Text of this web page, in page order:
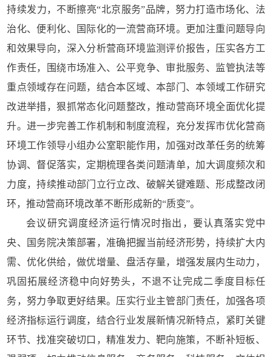
持续发力，不断擦亮“北京服务”品牌，努力打造市场化、法
治化、便利化、国际化的一流营商环境。更加注重问题导向
和效果导向，深入分析营商环境监测评价报告，压实各方工
作责任，围绕市场准入、公平竞争、审批服务、监管执法等
重点领域存在问题，结合本区域、本部门、本领域工作研究
改进举措，狠抓常态化问题整改，推动营商环境全面优化提
升。进一步完善工作机制和制度流程，充分发挥市优化营商
环境工作领导小组办公室职能作用，加强对改革任务的统筹
协调、督促落实，定期梳理各类问题清单，加大调度频次和
力度，持续推动部门立行立改、破解关键难题、形成整改闭
环，推动营商环境改革不断形成新的“质变”。
会议研究调度经济运行情况时指出，要认真落实党中
央、国务院决策部署，准确把握当前经济形势，持续扩大内
需、优化供给，做优增量、盘活存量，增强发展内生动力，
巩固拓展经济稳中向好势头，不退不让完成二季度目标任
务，努力争取更好结果。压实行业主管部门责任，加强各项
经济指标运行调度，结合行业发展新情况新特点，紧盯关键
环节、找准突破切口，精准发力、靶向施策，不断补短板、